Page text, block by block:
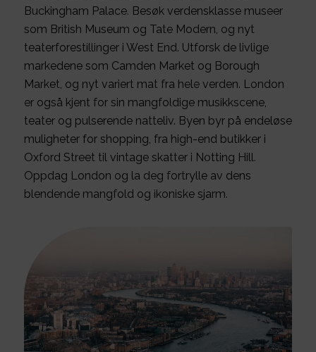
Buckingham Palace. Besøk verdensklasse museer
som British Museum og Tate Modern, og nyt
teaterforestillinger i West End. Utforsk de livlige
markedene som Camden Market og Borough
Market, og nyt variert mat fra hele verden. London
er også kjent for sin mangfoldige musikkscene,
teater og pulserende natteliv. Byen byr på endeløse
muligheter for shopping, fra high-end butikker i
Oxford Street til vintage skatter i Notting Hill.
Oppdag London og la deg fortrylle av dens
blendende mangfold og ikoniske sjarm.